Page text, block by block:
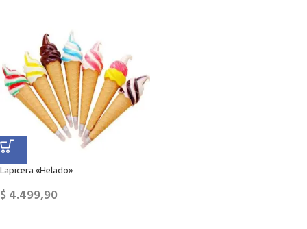
Lapicera «Helado»
$4.499,90